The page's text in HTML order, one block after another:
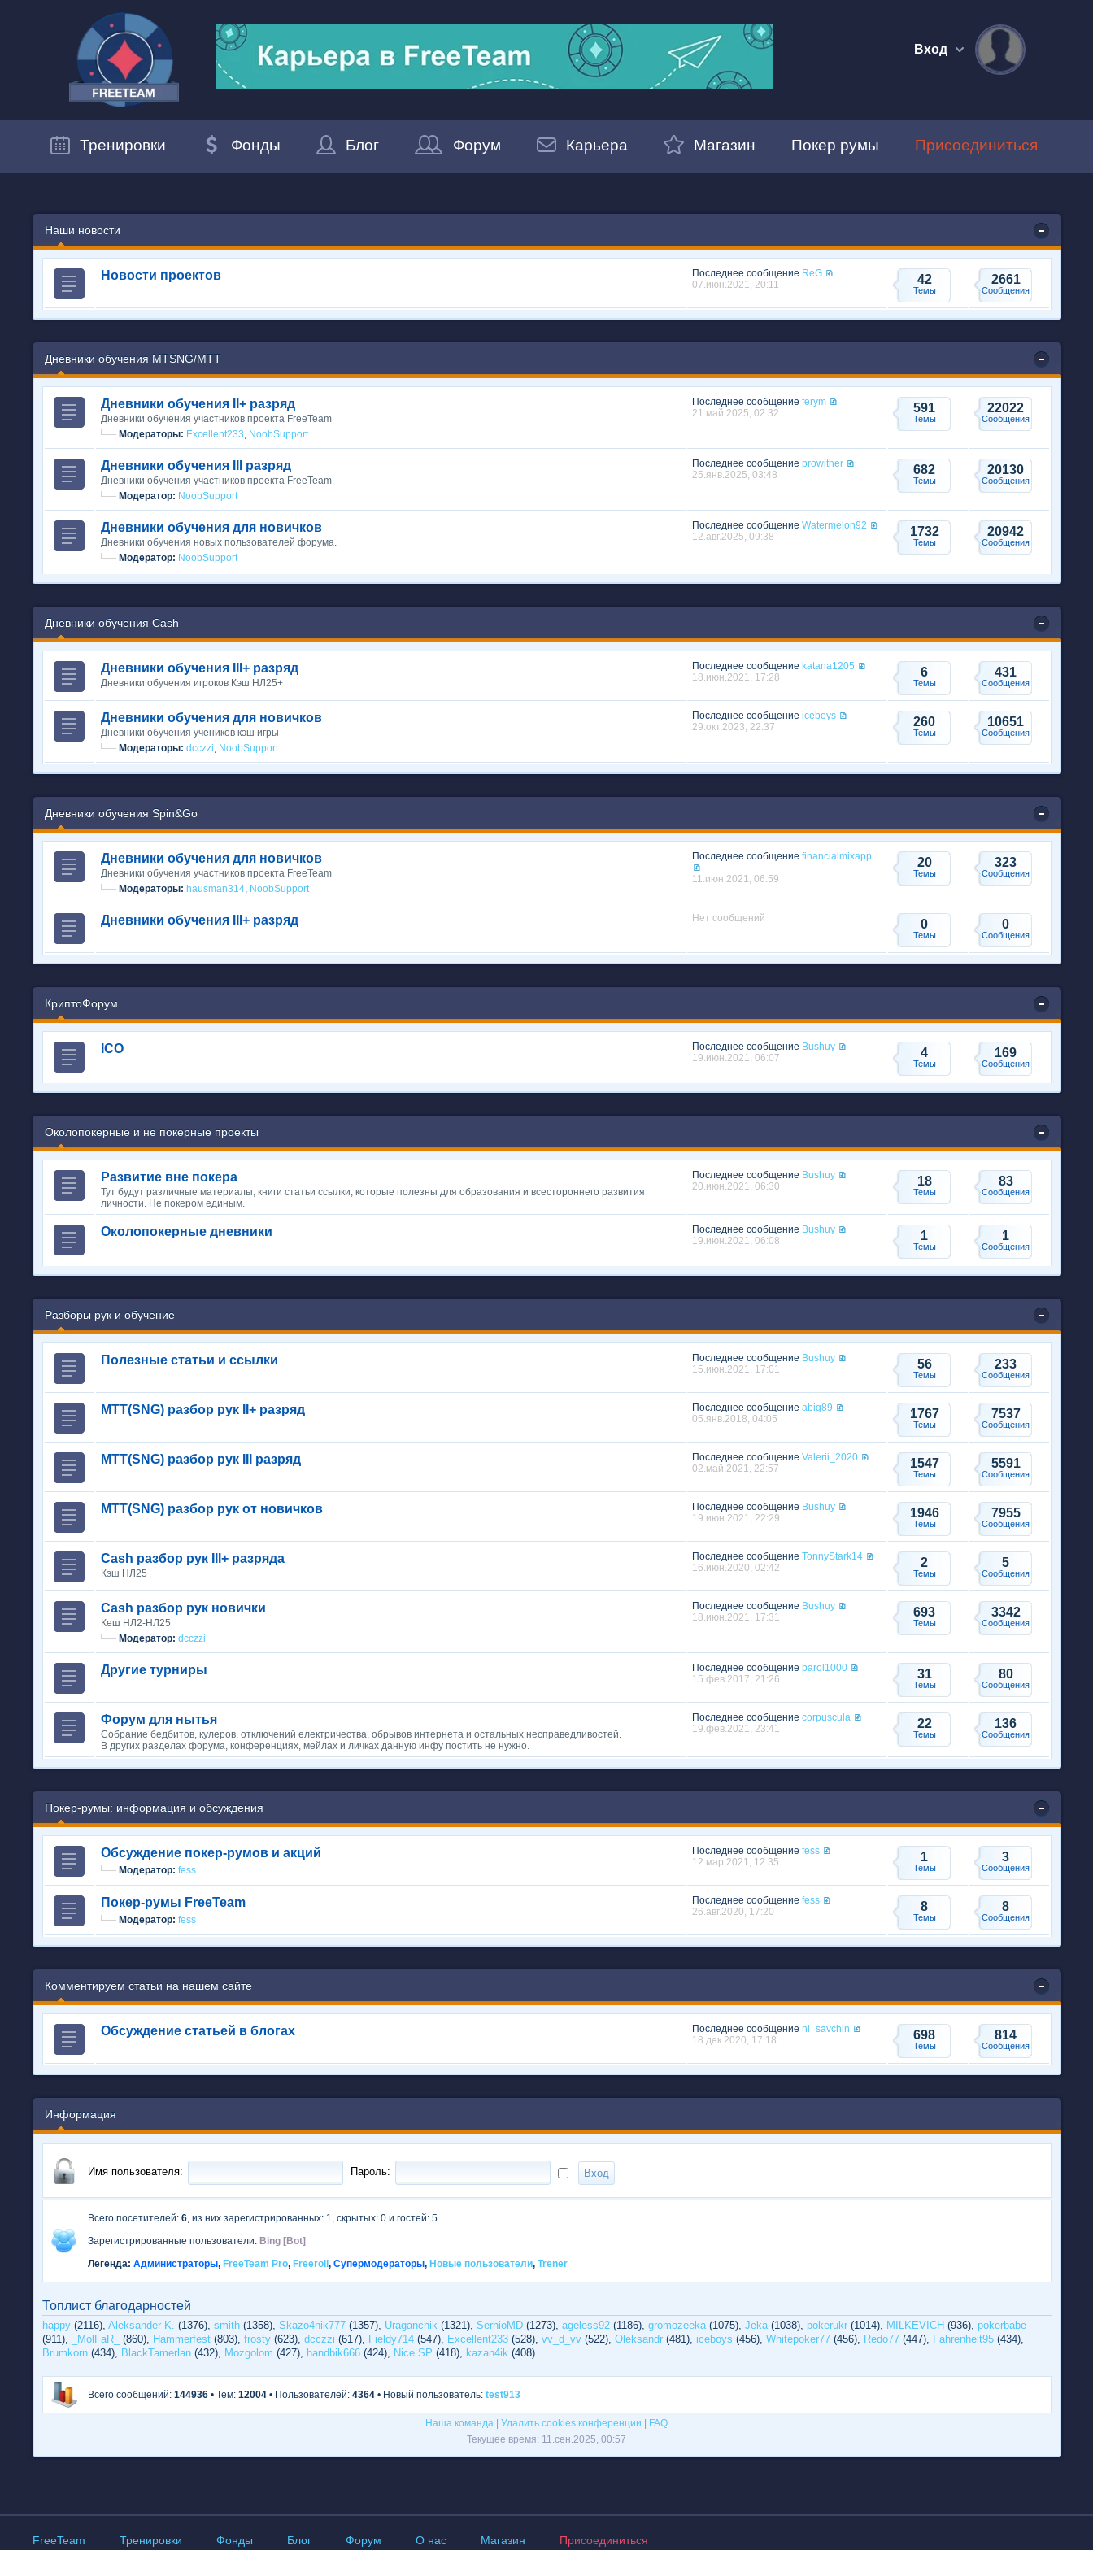
Вход
Тренировки Фонды Блог Форум Карьера Магазин Покер румы Присоединиться
Наши новости
Новости проектов Последнее сообщение ReG
07.июн.2021, 20:11
42
Темы
2661
Сообщения
Дневники обучения MTSNG/МТТ
Дневники обучения II+ разряд
Дневники обучения участников проекта FreeTeam
Модераторы: Excellent233, NoobSupport
Последнее сообщение ferym
21.май.2025, 02:32
591
Темы
22022
Сообщения
Дневники обучения III разряд
Дневники обучения участников проекта FreeTeam
Модератор: NoobSupport
Последнее сообщение prowither
25.янв.2025, 03:48
682
Темы
20130
Сообщения
Дневники обучения для новичков
Дневники обучения новых пользователей форума.
Модератор: NoobSupport
Последнее сообщение Watermelon92
12.авг.2025, 09:38
1732
Темы
20942
Сообщения
Дневники обучения Cash
Дневники обучения III+ разряд
Дневники обучения игроков Кэш НЛ25+
Последнее сообщение katana1205
18.июн.2021, 17:28
6
Темы
431
Сообщения
Дневники обучения для новичков
Дневники обучения учеников кэш игры
Модераторы: dcczzi, NoobSupport
Последнее сообщение iceboys
29.окт.2023, 22:37
260
Темы
10651
Сообщения
Дневники обучения Spin&Go
Дневники обучения для новичков
Дневники обучения участников проекта FreeTeam
Модераторы: hausman314, NoobSupport
Последнее сообщение financialmixapp
11.июн.2021, 06:59
20
Темы
323
Сообщения
Дневники обучения III+ разряд Нет сообщений 0
Темы
0
Сообщения
КриптоФорум
ICO Последнее сообщение Bushuy
19.июн.2021, 06:07
4
Темы
169
Сообщения
Околопокерные и не покерные проекты
Развитие вне покера
Тут будут различные материалы, книги статьи ссылки, которые полезны для образования и всестороннего развития
личности. Не покером единым.
Последнее сообщение Bushuy
20.июн.2021, 06:30
18
Темы
83
Сообщения
Околопокерные дневники Последнее сообщение Bushuy
19.июн.2021, 06:08
1
Темы
1
Сообщения
Разборы рук и обучение
Полезные статьи и ссылки Последнее сообщение Bushuy
15.июн.2021, 17:01
56
Темы
233
Сообщения
MTT(SNG) разбор рук II+ разряд Последнее сообщение abig89
05.янв.2018, 04:05
1767
Темы
7537
Сообщения
MTT(SNG) разбор рук III разряд Последнее сообщение Valerii_2020
02.май.2021, 22:57
1547
Темы
5591
Сообщения
MTT(SNG) разбор рук от новичков Последнее сообщение Bushuy
19.июн.2021, 22:29
1946
Темы
7955
Сообщения
Cash разбор рук III+ разряда
Кэш НЛ25+
Последнее сообщение TonnyStark14
16.июн.2020, 02:42
2
Темы
5
Сообщения
Cash разбор рук новички
Кеш НЛ2-НЛ25
Модератор: dcczzi
Последнее сообщение Bushuy
18.июн.2021, 17:31
693
Темы
3342
Сообщения
Другие турниры Последнее сообщение parol1000
15.фев.2017, 21:26
31
Темы
80
Сообщения
Форум для нытья
Собрание бедбитов, кулеров, отключений електричества, обрывов интернета и остальных несправедливостей.
В других разделах форума, конференциях, мейлах и личках данную инфу постить не нужно.
Последнее сообщение corpuscula
19.фев.2021, 23:41
22
Темы
136
Сообщения
Покер-румы: информация и обсуждения
Обсуждение покер-румов и акций
Модератор: fess
Последнее сообщение fess
12.мар.2021, 12:35
1
Темы
3
Сообщения
Покер-румы FreeTeam
Модератор: fess
Последнее сообщение fess
26.авг.2020, 17:20
8
Темы
8
Сообщения
Комментируем статьи на нашем сайте
Обсуждение статьей в блогах Последнее сообщение nl_savchin
18.дек.2020, 17:18
698
Темы
814
Сообщения
Информация
Имя пользователя: Пароль:
Всего посетителей: 6, из них зарегистрированных: 1, скрытых: 0 и гостей: 5
Зарегистрированные пользователи: Bing [Bot]
Легенда: Администраторы, FreeTeam Pro, Freeroll , Супермодераторы, Новые пользователи, Trener
Топлист благодарностей
happy(2116), Aleksander K. (1376), smith(1358), Skazo4nik777(1357), Uraganchik(1321), SerhioMD(1273), ageless92(1186), gromozeeka(1075), Jeka(1038), pokerukr(1014), MILKEVICH (936), pokerbabe
(911),
_MolFaR_ (860), Hammerfest(803), frosty(623), dcczzi (617), Fieldy714(547), Excellent233(528), vv_d_vv(522), Oleksandr(481), iceboys (456), Whitepoker77(456), Redo77(447), Fahrenheit95(434),
Brumkorn(434), BlackTamerlan(432), Mozgolom (427), handbik666(424), Nice SP (418), kazan4ik(408)
Всего сообщений: 144936• Тем: 12004• Пользователей: 4364• Новый пользователь: test913
Наша команда | Удалить cookies конференции | FAQ
Текущее время: 11.сен.2025, 00:57
FreeTeam Тренировки Фонды Блог Форум О нас Магазин Присоединиться